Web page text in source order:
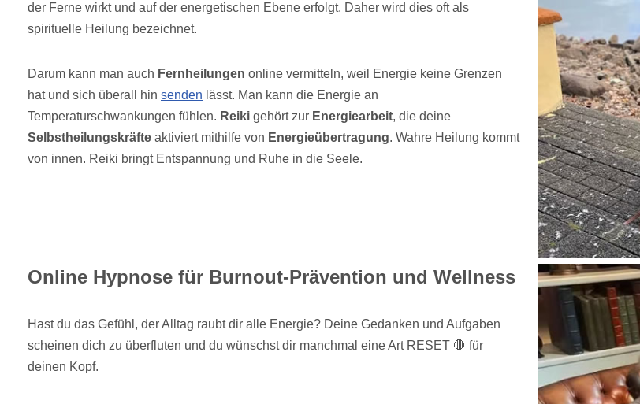
der Ferne wirkt und auf der energetischen Ebene erfolgt. Daher wird dies oft als
spirituelle Heilung bezeichnet.
Darum kann man auch Fernheilungen online vermitteln, weil Energie keine Grenzen
hat und sich überall hin senden lässt. Man kann die Energie an
Temperaturschwankungen fühlen. Reiki gehört zur Energiearbeit, die deine
Selbstheilungskräfte aktiviert mithilfe von Energieübertragung. Wahre Heilung kommt
von innen. Reiki bringt Entspannung und Ruhe in die Seele.
Online Hypnose für Burnout-Prävention und Wellness
Hast du das Gefühl, der Alltag raubt dir alle Energie? Deine Gedanken und Aufgaben
scheinen dich zu überfluten und du wünschst dir manchmal eine Art RESET 🛑 für
deinen Kopf.